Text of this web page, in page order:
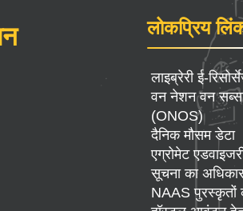
लोकप्रिय
लाइब्रेरी ई-
वन नेशन वन
(ONOS)
दैनिक मौसम डेटा
एग्रोमेट
सूचना का
NAAS पुरस्कृतों